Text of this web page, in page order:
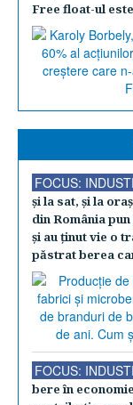
Free float-ul
FOCUS:
şi la sat, şi la
din România
şi au ţinut vie o
păstrat berea
FOCUS:
bere în